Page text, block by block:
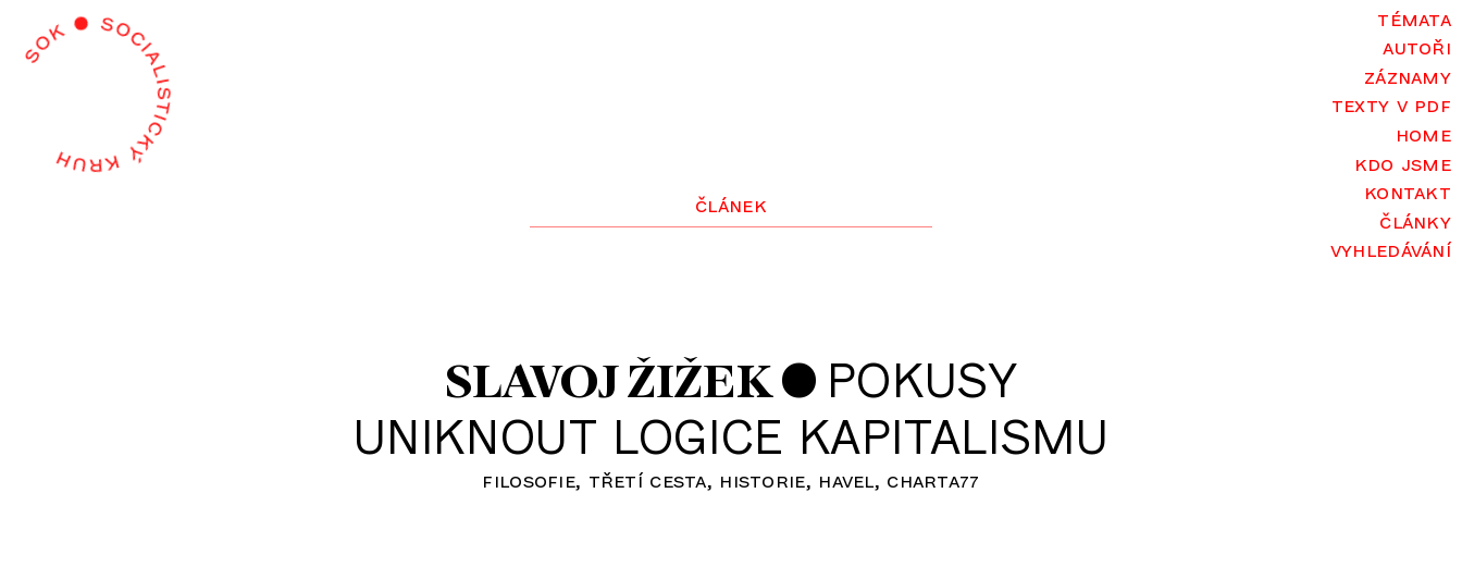
témata
autoři
záznamy
texty v pdf
home
kdo jsme
kontakt
články
vyhledávání
článek
SLAVOJ ŽIŽEK• POKUSY
UNIKNOUT LOGICE KAPITALISMU
filosofie třetí cesta historie havel charta77